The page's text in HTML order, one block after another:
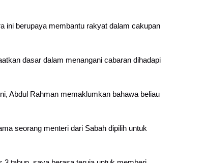
ini berupaya membantu rakyat dalam cakupan
dasar dalam menangani cabaran dihadapi
Abdul Rahman memaklumkan bahawa beliau
seorang menteri dari Sabah dipilih untuk